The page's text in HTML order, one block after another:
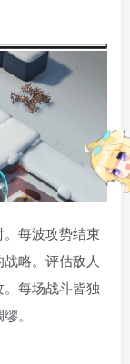
每波攻势结束
略。评估敌人
每场战斗皆独
。